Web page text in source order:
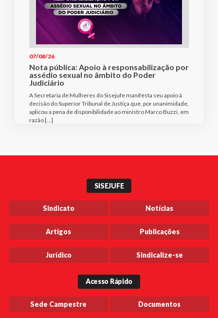
07/08/26
Nota pública: Apoio à responsabilização por
assédio sexual no âmbito do Poder
Judiciário
A Secretaria de Mulheres do Sisejufe manifesta seu apoio à
decisão do Superior Tribunal de Justiça que, por unanimidade,
aplicou a pena de disponibilidade ao ministro Marco Buzzi, em
razão […]
SISEJUFE
Sindicato Notícias
Artigos Publicações
Jurídico Sindicalize-se
Acesso Rápido
Sede Campestre Documentos